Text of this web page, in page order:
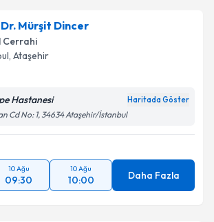
Mürşit Dincer
Cerrahi
, Ataşehir
Hastanesi Haritada Göster
Cd No: 1, 34634 Ataşehir/İstanbul
10 Ağu
09:30
10 Ağu
10:00 Daha Fazla